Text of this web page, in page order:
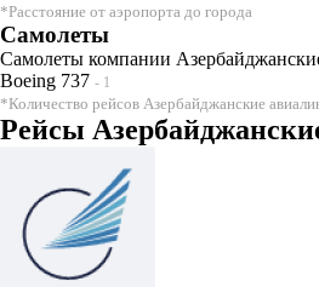
*Расстояние от аэропорта до города
Самолеты
Самолеты компании
Boeing 737 - 1
*Количество рейсов Азербайджанские
Рейсы